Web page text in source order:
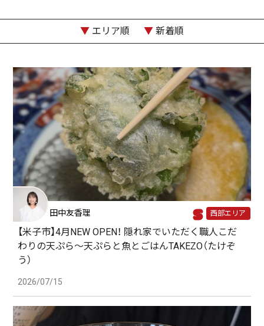
▼ エリア順 ▼ 新着順
田中友香理 西部エリア
【米子市】4月NEW OPEN！ 隠れ家でいただく職人こだ
わりの天ぷら～天ぷらと魚とごはんTAKEZO（たけぞ
う）
2026/07/15